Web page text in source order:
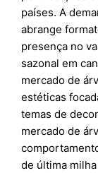
países. A
abrange
presença no
sazonal em
mercado de
estéticas
temas de
mercado de
de última